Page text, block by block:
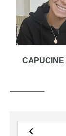
CAPUCINE